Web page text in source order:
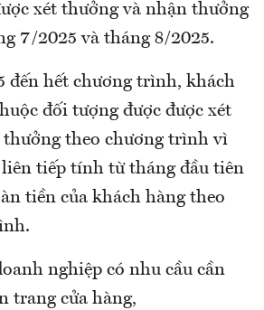
xét thưởng và nhận thưởng
7/2025 và tháng 8/2025.
đến hết chương trình, khách
đối tượng được được xét
theo chương trình vì
tiếp tính từ tháng đầu tiên
tiền của khách hàng theo
nghiệp có nhu cầu cần
trang cửa hàng,